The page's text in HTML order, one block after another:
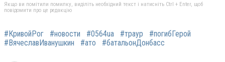
Якщо ви помітили помилку, виділіть необхідний текст і натисніть Ctrl + Enter, щоб
повідомити про це редакцію
#КривойРог #новости #0564ua #траур
#погибГерой
#ВячеславИванушкин
#ато #батальонДонбасс